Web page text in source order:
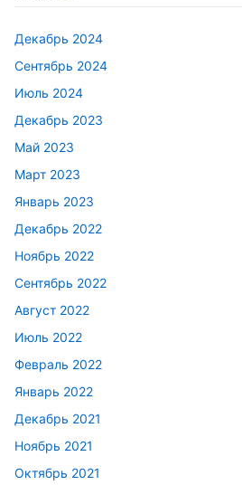
Декабрь 2024
Сентябрь 2024
Июль 2024
Декабрь 2023
Май 2023
Март 2023
Январь 2023
Декабрь 2022
Ноябрь 2022
Сентябрь 2022
Август 2022
Июль 2022
Февраль 2022
Январь 2022
Декабрь 2021
Ноябрь 2021
Октябрь 2021